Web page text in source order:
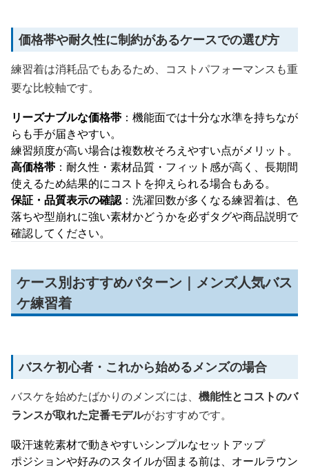
価格帯や耐久性に制約があるケースでの選び方
練習着は消耗品でもあるため、コストパフォーマンスも重
要な比較軸です。
リーズナブルな価格帯 ：機能面では十分な水準を持ちなが
らも手が届きやすい。
練習頻度が高い場合は複数枚そろえやすい点がメリット。
高価格帯 ：耐久性・素材品質・フィット感が高く、長期間
使えるため結果的にコストを抑えられる場合もある。
保証・品質表示の確認：洗濯回数が多くなる練習着は、色
落ちや型崩れに強い素材かどうかを必ずタグや商品説明で
確認してください。
ケース別おすすめパターン｜メンズ人気バス
ケ練習着
バスケ初心者・これから始めるメンズの場合
バスケを始めたばかりのメンズには、 機能性とコストのバ
ランスが取れた定番モデルがおすすめです。
吸汗速乾素材で動きやすいシンプルなセットアップ
ポジションや好みのスタイルが固まる前は、オールラウン